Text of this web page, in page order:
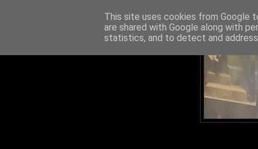
This site uses cookies from Google
are shared with Google along with
statistics, and to detect and address